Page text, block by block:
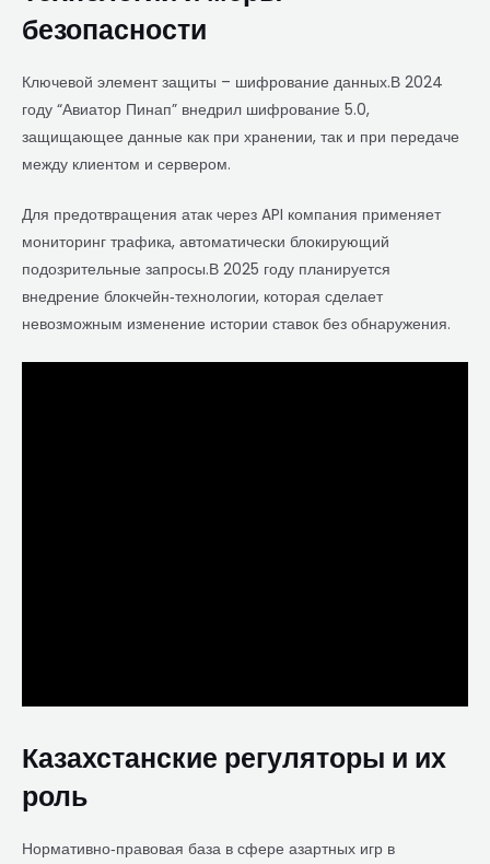
безопасности
Ключевой элемент защиты – шифрование данных.В 2024
году “Авиатор Пинап” внедрил шифрование 5.0,
защищающее данные как при хранении, так и при передаче
между клиентом и сервером.
Для предотвращения атак через API компания применяет
мониторинг трафика, автоматически блокирующий
подозрительные запросы.В 2025 году планируется
внедрение блокчейн‑технологии, которая сделает
невозможным изменение истории ставок без обнаружения.
Казахстанские регуляторы и их
роль
Нормативно‑правовая база в сфере азартных игр в